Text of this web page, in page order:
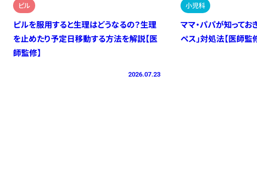
ピル
ピルを服用すると生理はどうなるの？生理
を止めたり予定日移動する方法を解説【医
師監修】
2026.07.23
小児科
ママ・パパが知ってお
ペス」対処法【医師監